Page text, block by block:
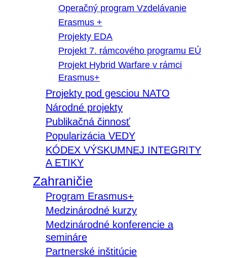
Operačný program Vzdelávanie
Erasmus +
Projekty EDA
Projekt 7. rámcového programu EÚ
Projekt Hybrid Warfare v rámci
Erasmus+
Projekty pod gesciou NATO
Národné projekty
Publikačná činnosť
Popularizácia VEDY
KÓDEX VÝSKUMNEJ INTEGRITY
A ETIKY
Zahraničie
Program Erasmus+
Medzinárodné kurzy
Medzinárodné konferencie a
semináre
Partnerské inštitúcie